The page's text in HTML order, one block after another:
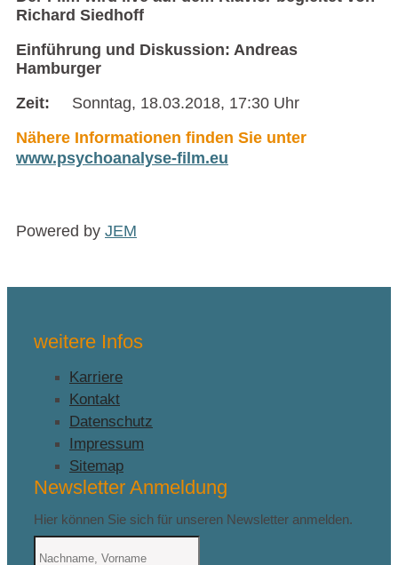
Richard Siedhoff
Einführung und Diskussion: Andreas
Hamburger
Zeit: Sonntag, 18.03.2018, 17:30 Uhr
Nähere Informationen finden Sie unter
www.psychoanalyse-film.eu
Powered by JEM
weitere Infos
Karriere
Kontakt
Datenschutz
Impressum
Sitemap
Newsletter Anmeldung
Hier können Sie sich für unseren Newsletter anmelden.